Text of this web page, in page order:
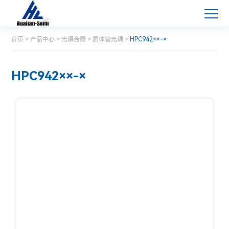
首页 > 产品中心 >光耦合器 > 晶体管光耦 > HPC942××-×
HPC942××-×